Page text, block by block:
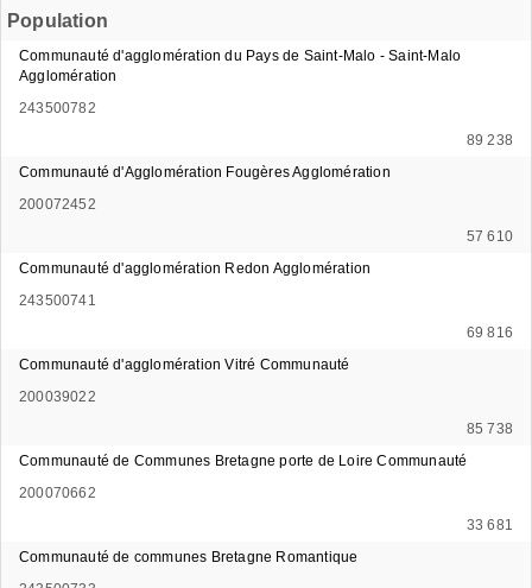
Population
Communauté d'agglomération du Pays de Saint-Malo - Saint-Malo
Agglomération
243500782
89 238
Communauté d'Agglomération Fougères Agglomération
200072452
57 610
Communauté d'agglomération Redon Agglomération
243500741
69 816
Communauté d'agglomération Vitré Communauté
200039022
85 738
Communauté de Communes Bretagne porte de Loire Communauté
200070662
33 681
Communauté de communes Bretagne Romantique